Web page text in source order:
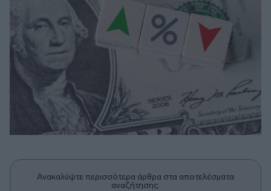
Ανακαλύψτε περισσότερα άρθρα στα αποτελέσματα
αναζήτησης.